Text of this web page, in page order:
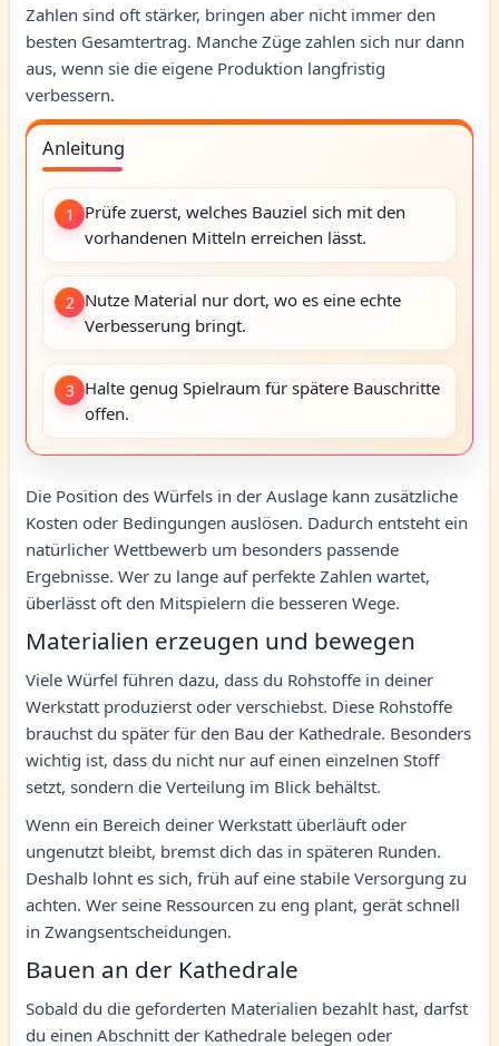
Zahlen sind oft stärker, bringen aber nicht immer den
besten Gesamtertrag. Manche Züge zahlen sich nur dann
aus, wenn sie die eigene Produktion langfristig
verbessern.
Anleitung
1
Prüfe zuerst, welches Bauziel sich mit den
vorhandenen Mitteln erreichen lässt.
2 Nutze Material nur dort, wo es eine echte
Verbesserung bringt.
3 Halte genug Spielraum für spätere Bauschritte
offen.
Die Position des Würfels in der Auslage kann zusätzliche
Kosten oder Bedingungen auslösen. Dadurch entsteht ein
natürlicher Wettbewerb um besonders passende
Ergebnisse. Wer zu lange auf perfekte Zahlen wartet,
überlässt oft den Mitspielern die besseren Wege.
Materialien erzeugen und bewegen
Viele Würfel führen dazu, dass du Rohstoffe in deiner
Werkstatt produzierst oder verschiebst. Diese Rohstoffe
brauchst du später für den Bau der Kathedrale. Besonders
wichtig ist, dass du nicht nur auf einen einzelnen Stoff
setzt, sondern die Verteilung im Blick behältst.
Wenn ein Bereich deiner Werkstatt überläuft oder
ungenutzt bleibt, bremst dich das in späteren Runden.
Deshalb lohnt es sich, früh auf eine stabile Versorgung zu
achten. Wer seine Ressourcen zu eng plant, gerät schnell
in Zwangsentscheidungen.
Bauen an der Kathedrale
Sobald du die geforderten Materialien bezahlt hast, darfst
du einen Abschnitt der Kathedrale belegen oder